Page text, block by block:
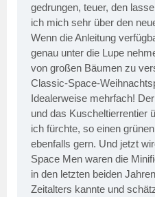
gedrungen, teuer, den
ich mich sehr über den
Wenn die Anleitung
genau unter die Lupe
von großen Bäumen zu
Classic-Space-
Idealerweise mehrfach!
und das Kuscheltierrentier
ich fürchte, so einen
ebenfalls gern. Und jetzt
Space Men waren die
in den letzten beiden
Zeitalters kannte und